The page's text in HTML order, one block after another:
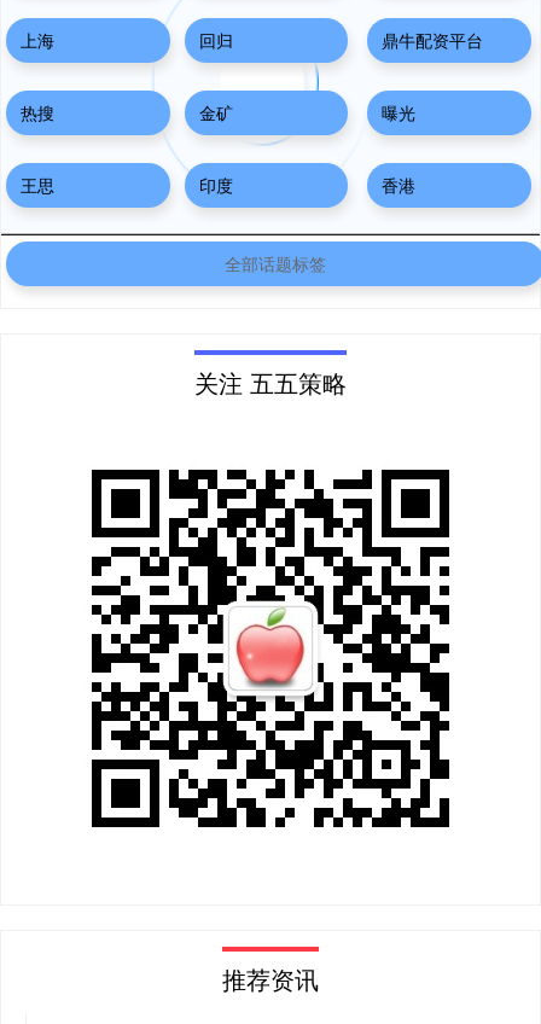
上海 回归 鼎牛配资平台
热搜 金矿 曝光
王思 印度 香港
全部话题标签
关注 五五策略
推荐资讯